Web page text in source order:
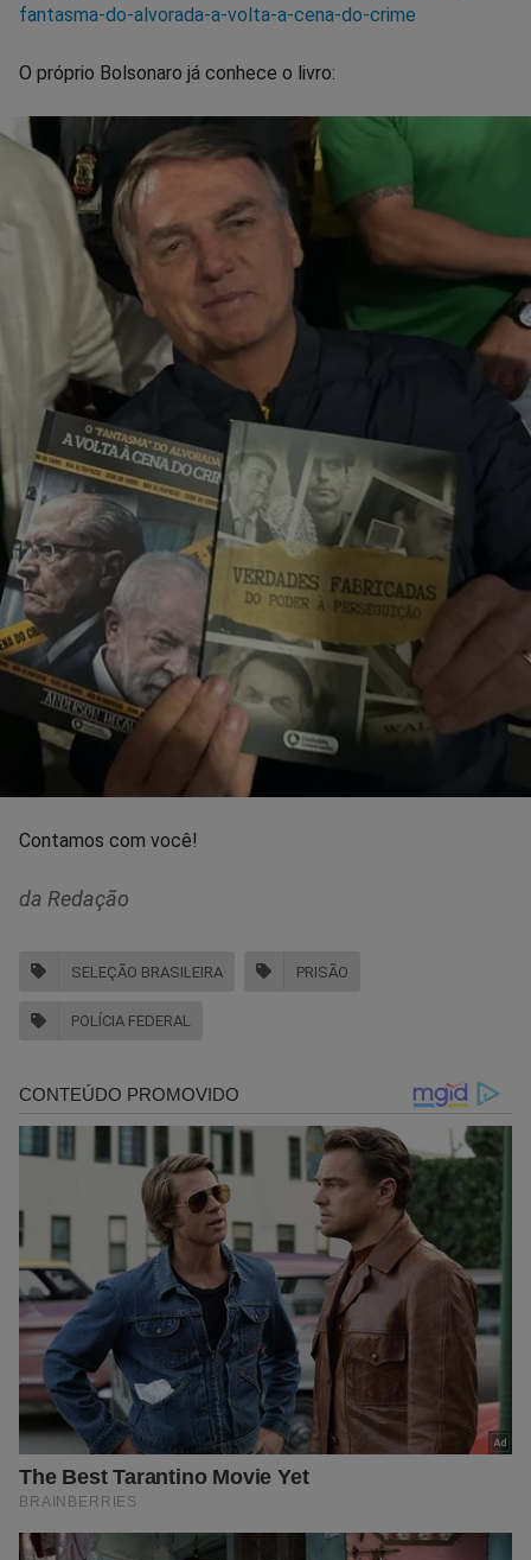
fantasma-do-alvorada-a-volta-a-cena-do-crime
O próprio Bolsonaro já conhece o livro:
Contamos com você!
da Redação
SELEÇÃO BRASILEIRA PRISÃO
POLÍCIA FEDERAL